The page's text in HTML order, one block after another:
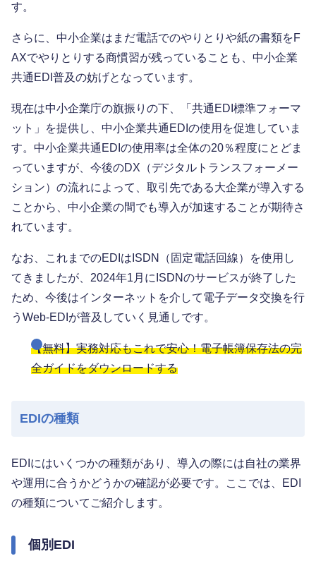
す。
さらに、中小企業はまだ電話でのやりとりや紙の書類をF
AXでやりとりする商慣習が残っていることも、中小企業
共通EDI普及の妨げとなっています。
現在は中小企業庁の旗振りの下、「共通EDI標準フォーマ
ット」を提供し、中小企業共通EDIの使用を促進していま
す。中小企業共通EDIの使用率は全体の20％程度にとどま
っていますが、今後のDX（デジタルトランスフォーメー
ション）の流れによって、取引先である大企業が導入する
ことから、中小企業の間でも導入が加速することが期待さ
れています。
なお、これまでのEDIはISDN（固定電話回線）を使用し
てきましたが、2024年1月にISDNのサービスが終了した
ため、今後はインターネットを介して電子データ交換を行
うWeb-EDIが普及していく見通しです。
【無料】実務対応もこれで安心！電子帳簿保存法の完
全ガイドをダウンロードする
EDIの種類
EDIにはいくつかの種類があり、導入の際には自社の業界
や運用に合うかどうかの確認が必要です。ここでは、EDI
の種類についてご紹介します。
個別EDI